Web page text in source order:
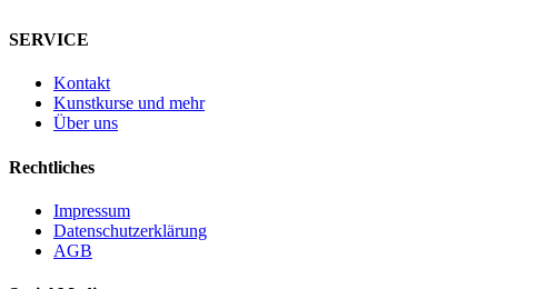
SERVICE
Kontakt
Kunstkurse und mehr
Über uns
Rechtliches
Impressum
Datenschutzerklärung
AGB